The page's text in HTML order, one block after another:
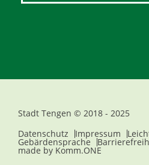
Stadt Tengen © 2018 - 2025
Datenschutz
Impressum
Gebärdensprache
made by Komm.ONE